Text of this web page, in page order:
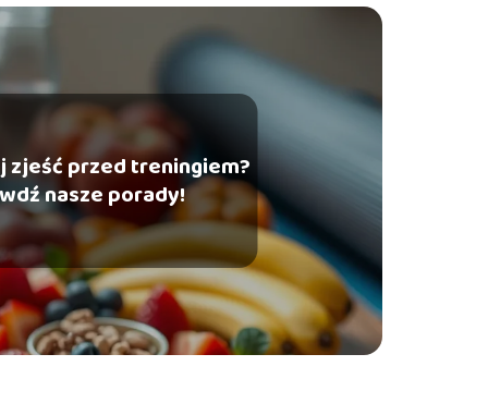
zjeść przed treningiem?
nasze porady!